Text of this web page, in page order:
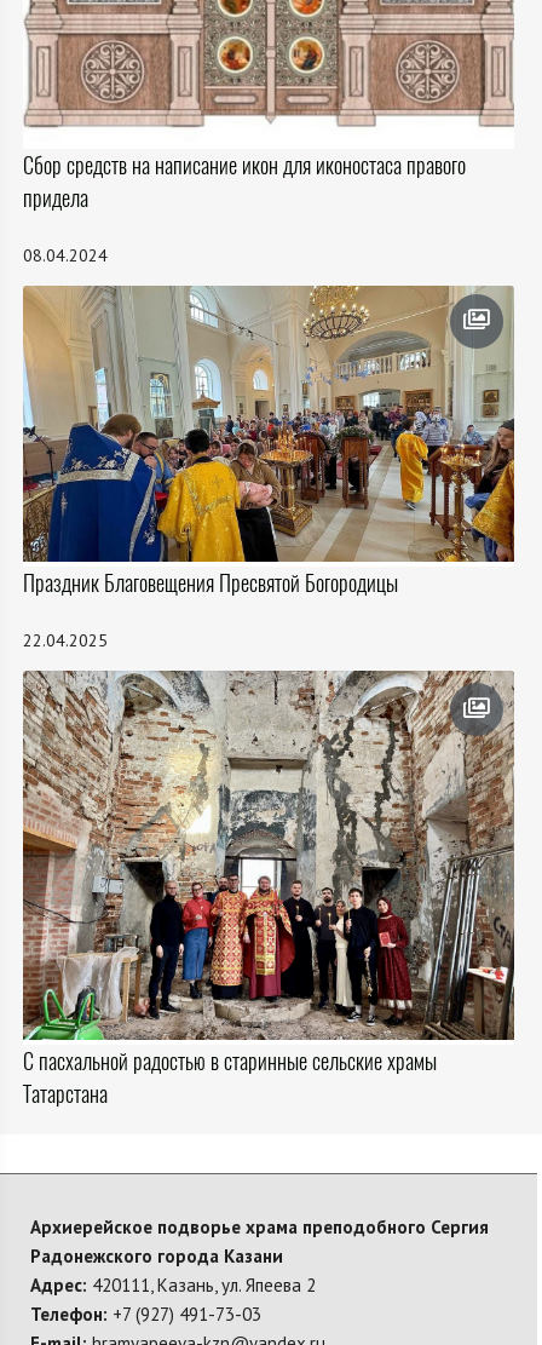
Сбор средств на написание икон для иконостаса правого
придела
08.04.2024
Праздник Благовещения Пресвятой Богородицы
22.04.2025
С пасхальной радостью в старинные сельские храмы
Татарстана
Архиерейское подворье храма преподобного Сергия
Радонежского города Казани
Адрес: 420111, Казань, ул. Япеева 2
Телефон: +7 (927) 491-73-03